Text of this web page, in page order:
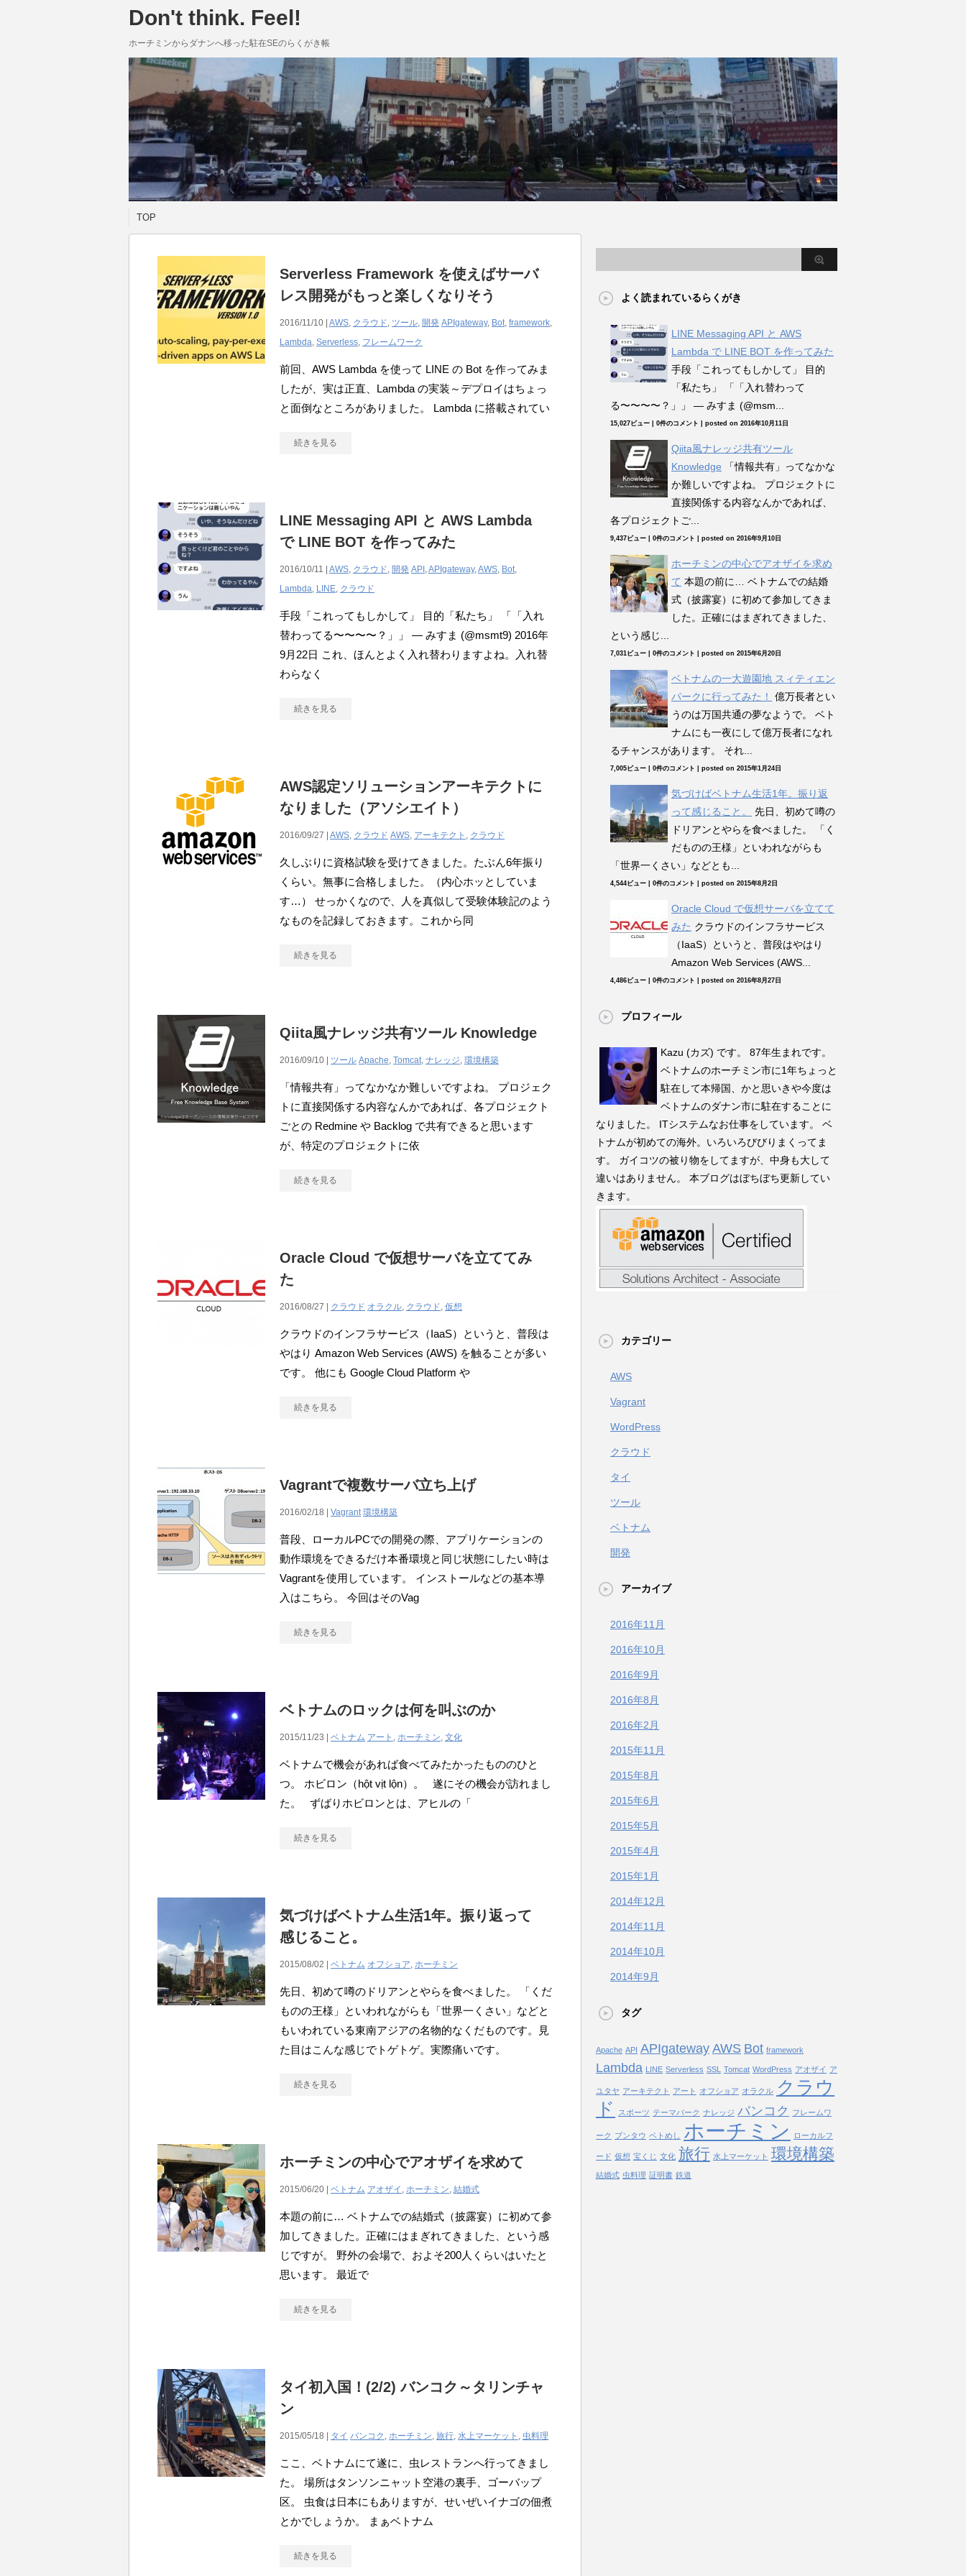
Don't think. Feel!
ホーチミンからダナンへ移った駐在SEのらくがき帳
TOP
Serverless Framework を使えばサーバ
レス開発がもっと楽しくなりそう
2016/11/10 | AWS, クラウド, ツール, 開発 APIgateway, Bot, framework,
Lambda, Serverless, フレームワーク
前回、AWS Lambda を使って LINE の Bot を作ってみま
したが、実は正直、Lambda の実装～デプロイはちょっ
と面倒なところがありました。 Lambda に搭載されてい
続きを見る
LINE Messaging API と AWS Lambda
で LINE BOT を作ってみた
2016/10/11 | AWS, クラウド, 開発 API ,APIgateway,AWS, Bot,
Lambda, LINE, クラウド
手段「これってもしかして」 目的「私たち」 「「入れ
替わってる〜〜〜〜？」」 — みすま (@msmt9) 2016年
9月22日 これ、ほんとよく入れ替わりますよね。入れ替
わらなく
続きを見る
AWS認定ソリューションアーキテクトに
なりました（アソシエイト）
2016/09/27 | AWS, クラウド AWS, アーキテクト , クラウド
久しぶりに資格試験を受けてきました。たぶん6年振り
くらい。無事に合格しました。（内心ホッとしていま
す…） せっかくなので、人を真似して受験体験記のよう
なものを記録しておきます。これから同
続きを見る
Qiita風ナレッジ共有ツール Knowledge
2016/09/10 | ツール Apache, Tomcat, ナレッジ, 環境構築
「情報共有」ってなかなか難しいですよね。 プロジェク
トに直接関係する内容なんかであれば、各プロジェクト
ごとの Redmine や Backlog で共有できると思います
が、特定のプロジェクトに依
続きを見る
Oracle Cloud で仮想サーバを立ててみ
た
2016/08/27 | クラウド オラクル, クラウド, 仮想
クラウドのインフラサービス（IaaS）というと、普段は
やはり Amazon Web Services (AWS) を触ることが多い
です。 他にも Google Cloud Platform や
続きを見る
Vagrantで複数サーバ立ち上げ
2016/02/18 | Vagrant 環境構築
普段、ローカルPCでの開発の際、アプリケーションの
動作環境をできるだけ本番環境と同じ状態にしたい時は
Vagrantを使用しています。 インストールなどの基本導
入はこちら。 今回はそのVag
続きを見る
ベトナムのロックは何を叫ぶのか
2015/11/23 | ベトナム アート , ホーチミン, 文化
ベトナムで機会があれば食べてみたかったもののひと
つ。 ホビロン（hột vịt lộn）。 遂にその機会が訪れまし
た。 ずばりホビロンとは、アヒルの「
続きを見る
気づけばベトナム生活1年。振り返って
感じること。
2015/08/02 | ベトナム オフショア, ホーチミン
先日、初めて噂のドリアンとやらを食べました。 「くだ
ものの王様」といわれながらも「世界一くさい」などと
もいわれている東南アジアの名物的なくだものです。見
た目はこんな感じでトゲトゲ。実際痛いです。
続きを見る
ホーチミンの中心でアオザイを求めて
2015/06/20 | ベトナム アオザイ , ホーチミン, 結婚式
本題の前に… ベトナムでの結婚式（披露宴）に初めて参
加してきました。正確にはまぎれてきました、という感
じですが。 野外の会場で、およそ200人くらいはいたと
思います。 最近で
続きを見る
タイ初入国！(2/2) バンコク～タリンチャ
ン
2015/05/18 | タイ バンコク , ホーチミン, 旅行, 水上マーケット , 虫料理
ここ、ベトナムにて遂に、虫レストランへ行ってきまし
た。 場所はタンソンニャット空港の裏手、ゴーバップ
区。 虫食は日本にもありますが、せいぜいイナゴの佃煮
とかでしょうか。 まぁベトナム
続きを見る
よく読まれているらくがき
LINE Messaging API と AWS
Lambda で LINE BOT を作ってみた
手段「これってもしかして」 目的
「私たち」 「「入れ替わって
る〜〜〜〜？」」 — みすま (@msm...
15,027ビュー 0件のコメント posted on 2016年10月11日
Qiita風ナレッジ共有ツール
Knowledge
「情報共有」ってなかな
か難しいですよね。 プロジェクトに
直接関係する内容なんかであれば、
各プロジェクトご...
9,437ビュー 0件のコメント posted on 2016年9月10日
ホーチミンの中心でアオザイを求め
て 本題の前に… ベトナムでの結婚
式（披露宴）に初めて参加してきま
した。正確にはまぎれてきました、
という感じ...
7,031ビュー 0件のコメント posted on 2015年6月20日
ベトナムの一大遊園地 スィティエン
パークに行ってみた！
億万長者とい
うのは万国共通の夢なようで。 ベト
ナムにも一夜にして億万長者になれ
るチャンスがあります。 それ...
7,005ビュー 0件のコメント posted on 2015年1月24日
気づけばベトナム生活1年。振り返
って感じること。
先日、初めて噂の
ドリアンとやらを食べました。 「く
だものの王様」といわれながらも
「世界一くさい」などとも...
4,544ビュー 0件のコメント posted on 2015年8月2日
Oracle Cloud で仮想サーバを立てて
みた クラウドのインフラサービス
（IaaS）というと、普段はやはり
Amazon Web Services (AWS...
4,486ビュー 0件のコメント posted on 2016年8月27日
プロフィール
Kazu (カズ) です。 87年生まれです。
ベトナムのホーチミン市に1年ちょっと
駐在して本帰国、かと思いきや今度は
ベトナムのダナン市に駐在することに
なりました。 ITシステムなお仕事をしています。 ベ
トナムが初めての海外。いろいろびびりまくってま
す。 ガイコツの被り物をしてますが、中身も大して
違いはありません。 本ブログはぼちぼち更新してい
きます。
カテゴリー
AWS
Vagrant
WordPress
クラウド
タイ
ツール
ベトナム
開発
アーカイブ
2016年11月
2016年10月
2016年9月
2016年8月
2016年2月
2015年11月
2015年8月
2015年6月
2015年5月
2015年4月
2015年1月
2014年12月
2014年11月
2014年10月
2014年9月
タグ
Apache API APIgateway AWS Bot framework
Lambda LINE Serverless SSL Tomcat WordPress アオザイ ア
ユタヤ アーキテクト アート オフショア オラクル クラウ
ド
スポーツ テーマパーク ナレッジ バンコク フレームワ
ーク ブンタウ ベトめし ホーチミン ローカルフ
ード 仮想 宝くじ 文化 旅行 水上マーケット 環境構築
結婚式 虫料理 証明書 鉄道